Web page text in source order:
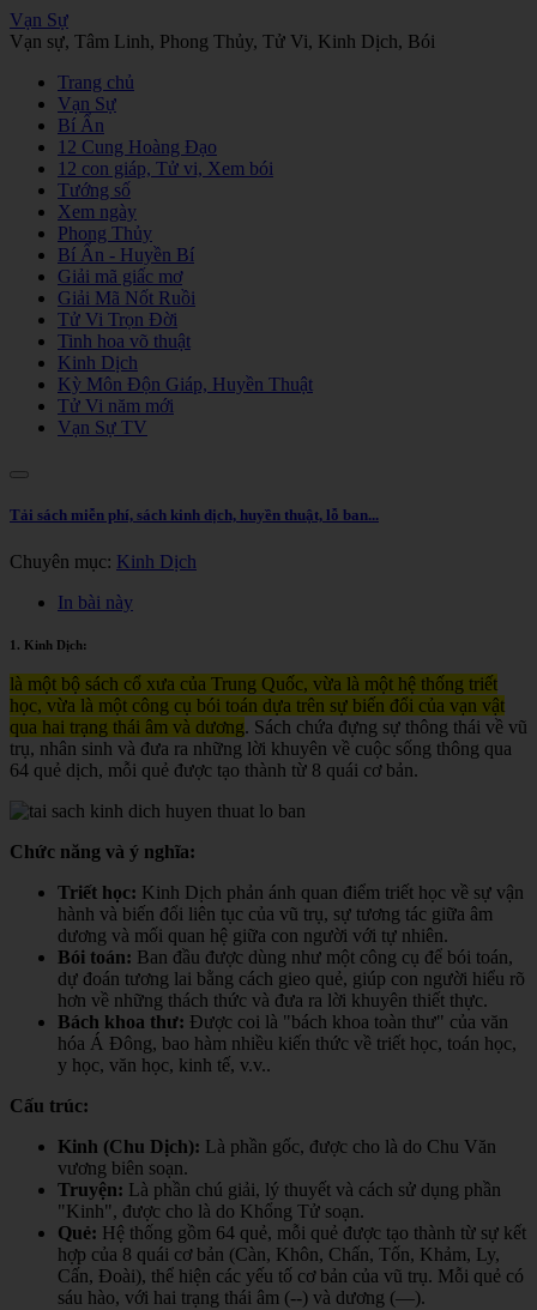
Vạn Sự
Vạn sự, Tâm Linh, Phong Thủy, Tử Vi, Kinh Dịch, Bói
Trang chủ
Vạn Sự
Bí Ẩn
12 Cung Hoàng Đạo
12 con giáp, Tử vi, Xem bói
Tướng số
Xem ngày
Phong Thủy
Bí Ẩn - Huyền Bí
Giải mã giấc mơ
Giải Mã Nốt Ruồi
Tử Vi Trọn Đời
Tinh hoa võ thuật
Kinh Dịch
Kỳ Môn Độn Giáp, Huyền Thuật
Tử Vi năm mới
Vạn Sự TV
Tải sách miễn phí, sách kinh dịch, huyền thuật, lỗ ban...
Chuyên mục: Kinh Dịch
In bài này
1. Kinh Dịch:
là một bộ sách cổ xưa của Trung Quốc, vừa là một hệ thống triết
học, vừa là một công cụ bói toán dựa trên sự biến đổi của vạn vật
qua hai trạng thái âm và dương. Sách chứa đựng sự thông thái về vũ
trụ, nhân sinh và đưa ra những lời khuyên về cuộc sống thông qua
64 quẻ dịch, mỗi quẻ được tạo thành từ 8 quái cơ bản.
Chức năng và ý nghĩa:
Triết học: Kinh Dịch phản ánh quan điểm triết học về sự vận
hành và biến đổi liên tục của vũ trụ, sự tương tác giữa âm
dương và mối quan hệ giữa con người với tự nhiên.
Bói toán: Ban đầu được dùng như một công cụ để bói toán,
dự đoán tương lai bằng cách gieo quẻ, giúp con người hiểu rõ
hơn về những thách thức và đưa ra lời khuyên thiết thực.
Bách khoa thư: Được coi là "bách khoa toàn thư" của văn
hóa Á Đông, bao hàm nhiều kiến thức về triết học, toán học,
y học, văn học, kinh tế, v.v..
Cấu trúc:
Kinh (Chu Dịch): Là phần gốc, được cho là do Chu Văn
vương biên soạn.
Truyện: Là phần chú giải, lý thuyết và cách sử dụng phần
"Kinh", được cho là do Khổng Tử soạn.
Quẻ: Hệ thống gồm 64 quẻ, mỗi quẻ được tạo thành từ sự kết
hợp của 8 quái cơ bản (Càn, Khôn, Chấn, Tốn, Khảm, Ly,
Cấn, Đoài), thể hiện các yếu tố cơ bản của vũ trụ. Mỗi quẻ có
sáu hào, với hai trạng thái âm (--) và dương (—).